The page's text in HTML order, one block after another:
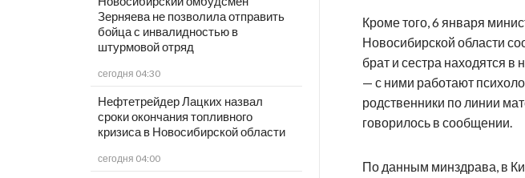
Зерняева не позволила отправить
бойца с инвалидностью в
штурмовой отряд
сегодня 04:30
Нефтетрейдер Лацких назвал
сроки окончания топливного
кризиса в Новосибирской области
сегодня 04:00
Кроме того, 6 января
Новосибирской области
брат и сестра находятся
— с ними работают
родственники по линии
говорилось в сообщении.
По данным минздрава, в